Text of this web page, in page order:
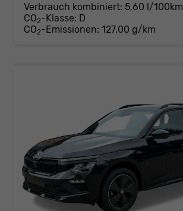
Verbrauch kombiniert: 5,60 l/100km
CO2-Klasse: D
CO2-Emissionen: 127,00 g/km